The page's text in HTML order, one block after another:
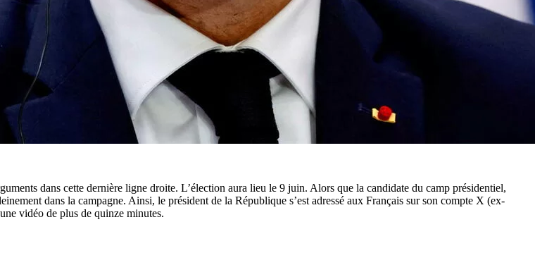
dans cette dernière ligne droite. L’élection aura lieu le 9 juin. Alors que la candidate du camp présidentiel,
dans la campagne. Ainsi, le président de la République s’est adressé aux Français sur son compte X (ex-
vidéo de plus de quinze minutes.